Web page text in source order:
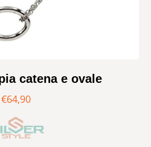
catena e ovale
€64,90